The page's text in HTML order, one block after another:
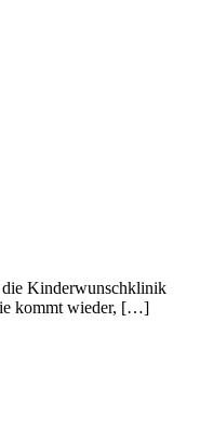
die Kinderwunschklinik
kommt wieder, […]